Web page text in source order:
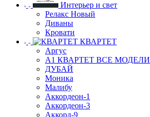
Интерьер и свет
Релакс Новый
Диваны
Кровати
КВАРТЕТ
Аргус
А1 КВАРТЕТ ВСЕ МОДЕЛИ
ДУБАЙ
Моника
Малибу
Аккордеон-1
Аккордеон-3
Аккорд-9